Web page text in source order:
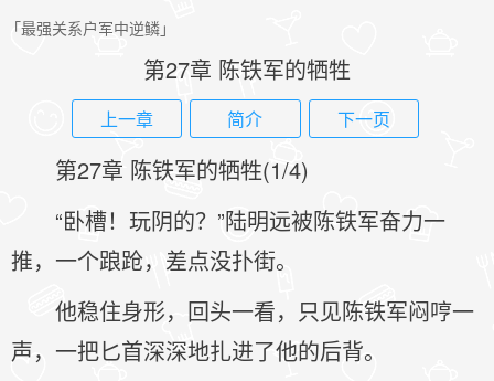
「最强关系户军中逆鳞」
第27章 陈铁军的牺牲
上一章 简介 下一页
第27章 陈铁军的牺牲(1/4)
“卧槽！玩阴的？”陆明远被陈铁军奋力一
推，一个踉跄，差点没扑街。
他稳住身形，回头一看，只见陈铁军闷哼一
声，一把匕首深深地扎进了他的后背。